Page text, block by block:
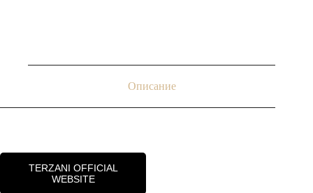
Описание
TERZANI OFFICIAL
WEBSITE